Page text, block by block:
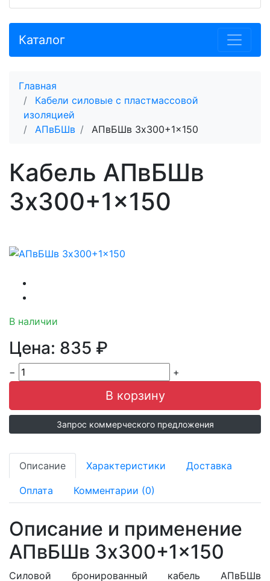
Каталог
Главная
Кабели силовые с пластмассовой
изоляцией
АПвБШв
АПвБШв 3x300+1x150
Кабель АПвБШв
3x300+1x150
В наличии
Цена: 835 ₽
− +
Запрос коммерческого предложения
Описание Характеристики Доставка
Оплата Комментарии (0)
Описание и применение
АПвБШв 3x300+1x150
Силовой бронированный кабель АПвБШв